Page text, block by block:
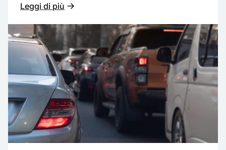
Leggi di più